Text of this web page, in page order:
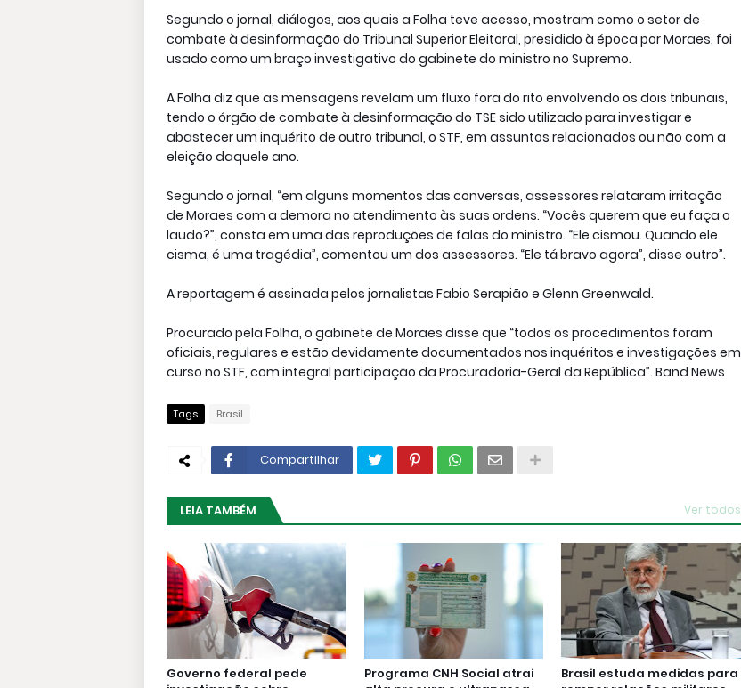
Segundo o jornal, diálogos, aos quais a Folha teve acesso, mostram como o setor de
combate à desinformação do Tribunal Superior Eleitoral, presidido à época por Moraes, foi
usado como um braço investigativo do gabinete do ministro no Supremo.
A Folha diz que as mensagens revelam um fluxo fora do rito envolvendo os dois tribunais,
tendo o órgão de combate à desinformação do TSE sido utilizado para investigar e
abastecer um inquérito de outro tribunal, o STF, em assuntos relacionados ou não com a
eleição daquele ano.
Segundo o jornal, “em alguns momentos das conversas, assessores relataram irritação
de Moraes com a demora no atendimento às suas ordens. “Vocês querem que eu faça o
laudo?”, consta em uma das reproduções de falas do ministro. “Ele cismou. Quando ele
cisma, é uma tragédia”, comentou um dos assessores. “Ele tá bravo agora”, disse outro”.
A reportagem é assinada pelos jornalistas Fabio Serapião e Glenn Greenwald.
Procurado pela Folha, o gabinete de Moraes disse que “todos os procedimentos foram
oficiais, regulares e estão devidamente documentados nos inquéritos e investigações em
curso no STF, com integral participação da Procuradoria-Geral da República”. Band News
Tags Brasil
Compartilhar
LEIA TAMBÉM Ver todos
Governo federal pede
Programa CNH Social atrai
Brasil estuda medidas para